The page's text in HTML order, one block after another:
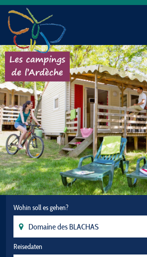
Wohin soll es gehen?
Reisedaten